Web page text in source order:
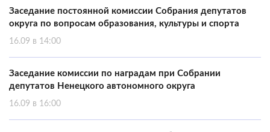
Заседание постоянной комиссии Собрания депутатов
округа по вопросам образования, культуры и спорта
16.09 в 14:00
Заседание комиссии по наградам при Собрании
депутатов Ненецкого автономного округа
16.09 в 16:00